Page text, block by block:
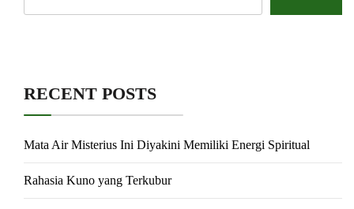
RECENT POSTS
Mata Air Misterius Ini Diyakini Memiliki Energi Spiritual
Rahasia Kuno yang Terkubur